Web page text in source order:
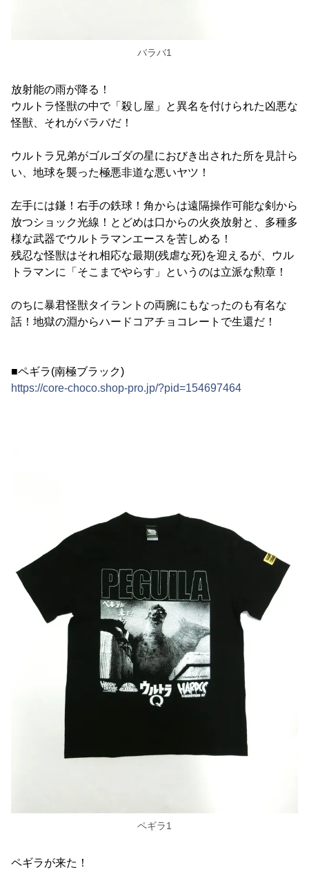
バラバ1
放射能の雨が降る！
ウルトラ怪獣の中で「殺し屋」と異名を付けられた凶悪な
怪獣、それがバラバだ！
ウルトラ兄弟がゴルゴダの星におびき出された所を見計ら
い、地球を襲った極悪非道な悪いヤツ！
左手には鎌！右手の鉄球！角からは遠隔操作可能な剣から
放つショック光線！とどめは口からの火炎放射と、多種多
様な武器でウルトラマンエースを苦しめる！
残忍な怪獣はそれ相応な最期(残虐な死)を迎えるが、ウル
トラマンに「そこまでやらす」というのは立派な勲章！
のちに暴君怪獣タイラントの両腕にもなったのも有名な
話！地獄の淵からハードコアチョコレートで生還だ！
■ペギラ(南極ブラック)
https://core-choco.shop-pro.jp/?pid=154697464
ペギラ1
ペギラが来た！